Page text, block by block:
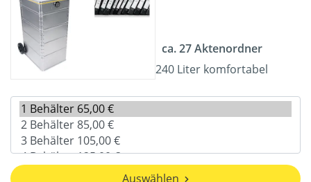
ca. 27 Aktenordner
240 Liter komfortabel
Auswählen